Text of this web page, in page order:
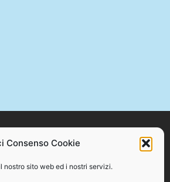
Consenso Cookie
nostro sito web ed i nostri servizi.
94086870717
scritto del proprietario.